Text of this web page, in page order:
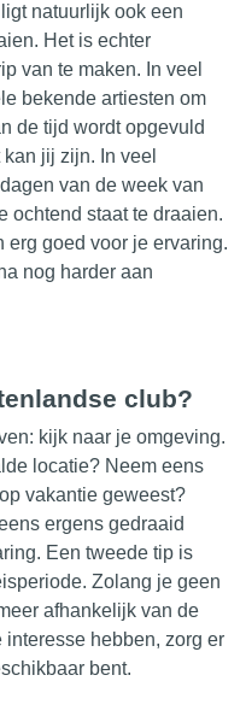
natuurlijk ook een
Het is echter
van te maken. In veel
bekende artiesten om
de tijd wordt opgevuld
jij zijn. In veel
van de week van
ochtend staat te draaien.
erg goed voor je ervaring.
nog harder aan
club?
kijk naar je omgeving.
locatie? Neem eens
vakantie geweest?
ergens gedraaid
Een tweede tip is
Zolang je geen
afhankelijk van de
hebben, zorg er
bent.